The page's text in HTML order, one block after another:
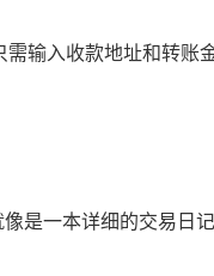
输入收款地址和转
是一本详细的交易日